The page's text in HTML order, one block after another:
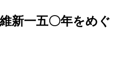
新一五〇年をめぐ